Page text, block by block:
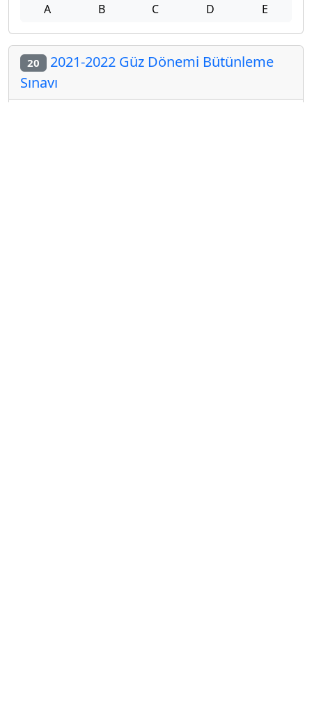
A B C D E
20 2021-2022 Güz Dönemi Bütünleme
Sınavı